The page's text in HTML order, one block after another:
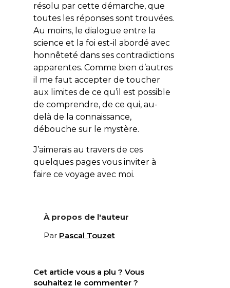
résolu par cette démarche, que
toutes les réponses sont trouvées.
Au moins, le dialogue entre la
science et la foi est-il abordé avec
honnêteté dans ses contradictions
apparentes. Comme bien d’autres
il me faut accepter de toucher
aux limites de ce qu’il est possible
de comprendre, de ce qui, au-
delà de la connaissance,
débouche sur le mystère.
J’aimerais au travers de ces
quelques pages vous inviter à
faire ce voyage avec moi.
À propos de l'auteur
Par Pascal Touzet
Cet article vous a plu ? Vous
souhaitez le commenter ?